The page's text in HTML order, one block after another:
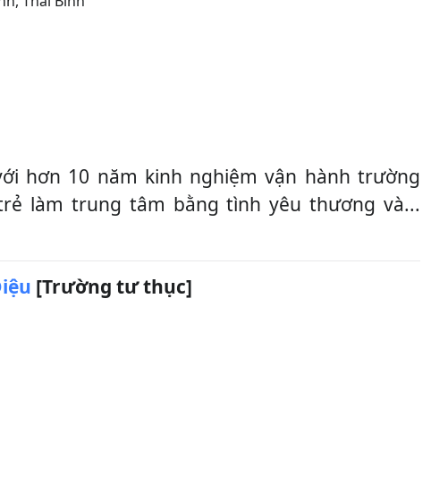
hơn 10 năm kinh nghiệm vận hành trường
làm trung tâm bằng tình yêu thương và...
[Trường tư thục]